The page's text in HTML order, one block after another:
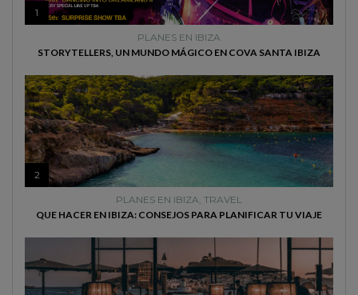
1
PLANES EN IBIZA
STORYTELLERS, UN MUNDO MÁGICO EN COVA SANTA IBIZA
2
PLANES EN IBIZA TRAVEL
QUE HACER EN IBIZA: CONSEJOS PARA PLANIFICAR TU VIAJE